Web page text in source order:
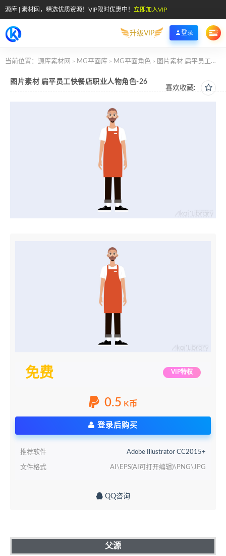
源库 | 素材网，精选优质资源！VIP限时优惠中！ 立即加入VIP
升级VIP 登录
当前位置： 源库素材网 > MG平面库 > MG平面角色 > 图片素材 扁平员工快餐店职业人物角色-26
喜欢收藏:
图片素材 扁平员工快餐店职业人物角色-26
免费 VIP特权
0.5 K币
登录后购买
推荐软件 Adobe Illustrator CC2015+
文件格式 AI\EPS(AI可打开编辑)\PNG\JPG
QQ咨询
父源